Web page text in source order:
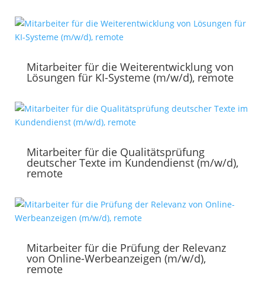
Mitarbeiter für die Weiterentwicklung von
Lösungen für KI-Systeme (m/w/d), remote
Mitarbeiter für die Qualitätsprüfung
deutscher Texte im Kundendienst (m/w/d),
remote
Mitarbeiter für die Prüfung der Relevanz
von Online-Werbeanzeigen (m/w/d),
remote